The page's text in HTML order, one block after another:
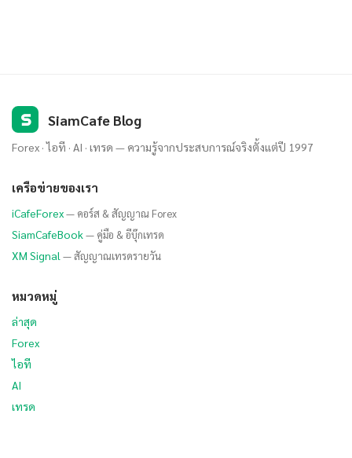
S SiamCafe Blog
Forex · ไอที · AI · เทรด — ความรู้จากประสบการณ์จริงตั้งแต่ปี 1997
เครือข่ายของเรา
iCafeForex— คอร์ส & สัญญาณ Forex
SiamCafeBook— คู่มือ & อีบุ๊กเทรด
XM Signal — สัญญาณเทรดรายวัน
หมวดหมู่
ล่าสุด
Forex
ไอที
AI
เทรด